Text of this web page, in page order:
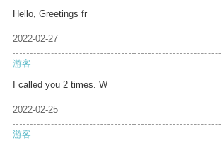
Hello, Greetings fr
2022-02-27
游客
I called you 2 times. W
2022-02-25
游客